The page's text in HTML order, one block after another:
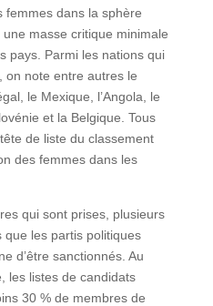
femmes dans la sphère
masse critique minimale
pays. Parmi les nations qui
on note entre autres le
le Mexique, l’Angola, le
et la Belgique. Tous
de liste du classement
des femmes dans les
qui sont prises, plusieurs
que les partis politiques
d’être sanctionnés. Au
les listes de candidats
30 % de membres de